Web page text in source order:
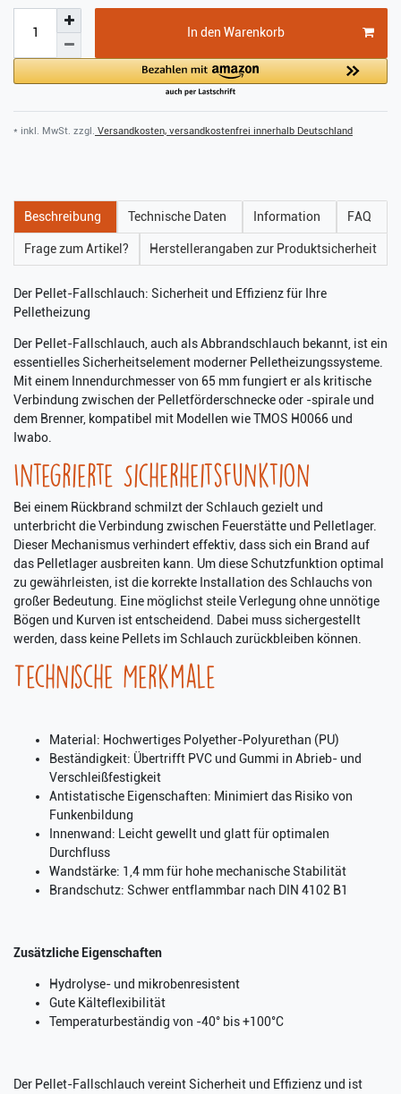
In den Warenkorb
* inkl. MwSt. zzgl. Versandkosten, versandkostenfrei innerhalb Deutschland
Beschreibung Technische Daten Information FAQ
Frage zum Artikel? Herstellerangaben zur Produktsicherheit
Der Pellet-Fallschlauch: Sicherheit und Effizienz für Ihre
Pelletheizung
Der Pellet-Fallschlauch, auch als Abbrandschlauch bekannt, ist ein
essentielles Sicherheitselement moderner Pelletheizungssysteme.
Mit einem Innendurchmesser von 65 mm fungiert er als kritische
Verbindung zwischen der Pelletförderschnecke oder -spirale und
dem Brenner, kompatibel mit Modellen wie TMOS H0066 und
Iwabo.
Integrierte Sicherheitsfunktion
Bei einem Rückbrand schmilzt der Schlauch gezielt und
unterbricht die Verbindung zwischen Feuerstätte und Pelletlager.
Dieser Mechanismus verhindert effektiv, dass sich ein Brand auf
das Pelletlager ausbreiten kann. Um diese Schutzfunktion optimal
zu gewährleisten, ist die korrekte Installation des Schlauchs von
großer Bedeutung. Eine möglichst steile Verlegung ohne unnötige
Bögen und Kurven ist entscheidend. Dabei muss sichergestellt
werden, dass keine Pellets im Schlauch zurückbleiben können.
Technische Merkmale
Material: Hochwertiges Polyether-Polyurethan (PU)
Beständigkeit: Übertrifft PVC und Gummi in Abrieb- und
Verschleißfestigkeit
Antistatische Eigenschaften: Minimiert das Risiko von
Funkenbildung
Innenwand: Leicht gewellt und glatt für optimalen
Durchfluss
Wandstärke: 1,4 mm für hohe mechanische Stabilität
Brandschutz: Schwer entflammbar nach DIN 4102 B1
Zusätzliche Eigenschaften
Hydrolyse- und mikrobenresistent
Gute Kälteflexibilität
Temperaturbeständig von -40° bis +100°C
Der Pellet-Fallschlauch vereint Sicherheit und Effizienz und ist